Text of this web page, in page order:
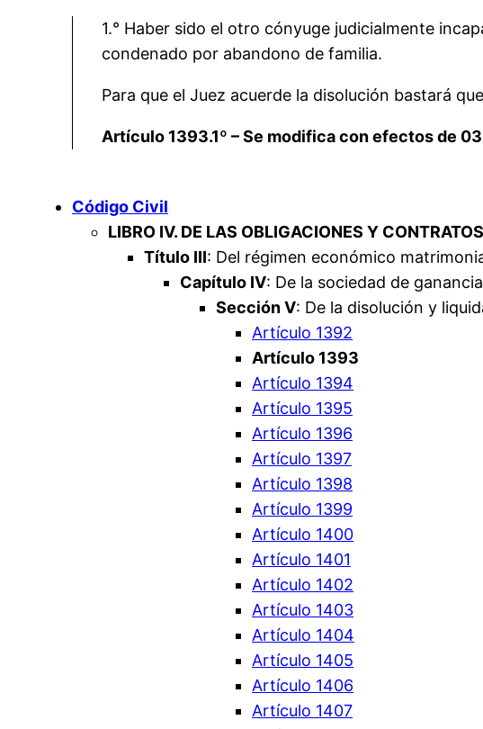
1.° Haber sido el otro cónyuge judicialmente
condenado por abandono de familia.
Para que el Juez acuerde la disolución bastará
Artículo 1393.1º – Se modifica con efectos de
Código Civil
LIBRO IV. DE LAS OBLIGACIONES Y CONTRATOS
Título III: Del régimen económico
Capítulo IV: De la sociedad de
Sección V: De la disolución y
Artículo 1392
Artículo 1393
Artículo 1394
Artículo 1395
Artículo 1396
Artículo 1397
Artículo 1398
Artículo 1399
Artículo 1400
Artículo 1401
Artículo 1402
Artículo 1403
Artículo 1404
Artículo 1405
Artículo 1406
Artículo 1407